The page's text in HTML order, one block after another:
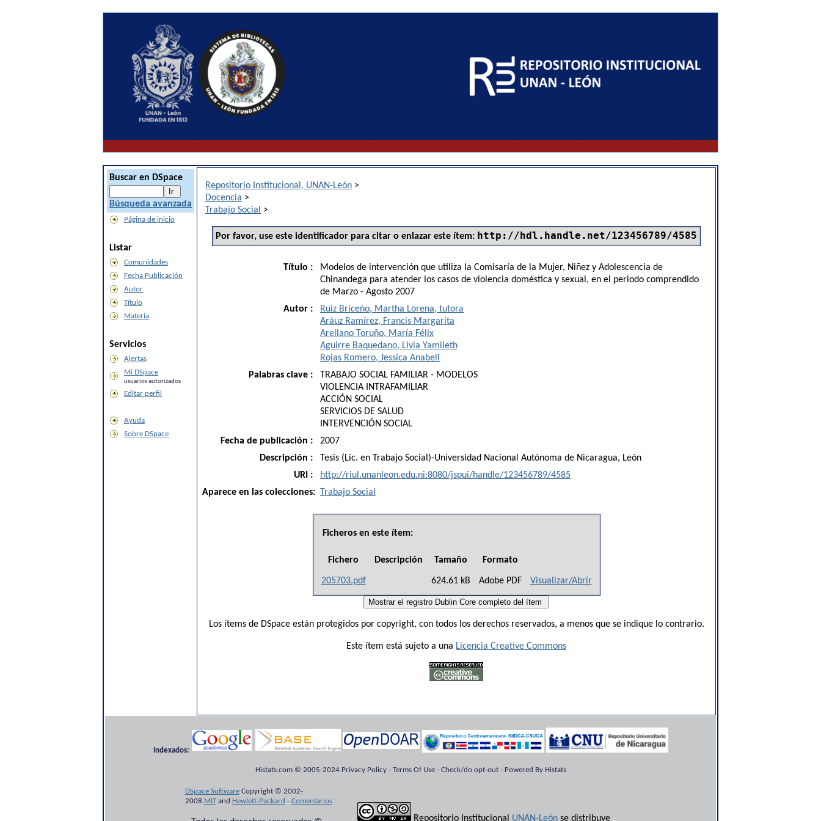
Buscar en DSpace
Búsqueda avanzada
Página de inicio
Listar
Comunidades
Fecha Publicación
Autor
Título
Materia
Servicios
Alertas
Mi DSpace
usuarios autorizados
Editar perfil
Ayuda
Sobre DSpace
Repositorio Institucional, UNAN-León >
Docencia >
Trabajo Social
>
Por favor, use este identificador para citar o enlazar este ítem: http://hdl.handle.net/123456789/4585
Título :
Modelos de intervención que utiliza la Comisaría de la Mujer, Niñez y Adolescencia de
Chinandega para atender los casos de violencia doméstica y sexual, en el periodo comprendido
de Marzo - Agosto 2007
Autor :
Ruiz Briceño, Martha Lorena, tutora
Aráuz Ramírez, Francis Margarita
Arellano Toruño, María Félix
Aguirre Baquedano, Livia Yamileth
Rojas Romero, Jessica Anabell
Palabras clave :
TRABAJO SOCIAL FAMILIAR - MODELOS
VIOLENCIA INTRAFAMILIAR
ACCIÓN SOCIAL
SERVICIOS DE SALUD
INTERVENCIÓN SOCIAL
Fecha de publicación :
2007
Descripción :
Tesis (Lic. en Trabajo Social)-Universidad Nacional Autónoma de Nicaragua, León
URI :
http://riul.unanleon.edu.ni:8080/jspui/handle/123456789/4585
Aparece en las colecciones:
Trabajo Social
Ficheros en este ítem:
Fichero Descripción Tamaño Formato
205703.pdf 624.61 kB Adobe PDF Visualizar/Abrir
Los ítems de DSpace están protegidos por copyright, con todos los derechos reservados, a menos que se indique lo contrario.
Este ítem está sujeto a una Licencia Creative Commons
Indexados:
Histats.com © 2005-2024 Privacy Policy - Terms Of Use - Check/do opt-out - Powered By Histats
DSpace SoftwareCopyright © 2002-
2008 MITand Hewlett-Packard - Comentarios
Repositorio Institucional UNAN-Leónse distribuye